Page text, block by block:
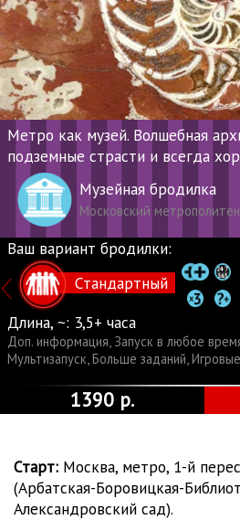
Метро как музей. Волшебная
подземные страсти и всегда
Музейная бродилка
Московский метрополитен
Ваш вариант бродилки:
Стандартный
Длина, ~: 3,5+ часа
Доп. информация, Запуск в любое
Мультизапуск,Больше заданий,
1390 р.
Старт: Москва, метро, 1-й
(Арбатская-Боровицкая-
Александровский сад).